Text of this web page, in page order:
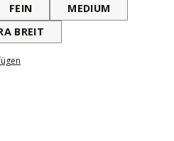
IST ZURZEIT NICHT VERFÜGBAR.)
FEIN
MEDIUM
BREIT